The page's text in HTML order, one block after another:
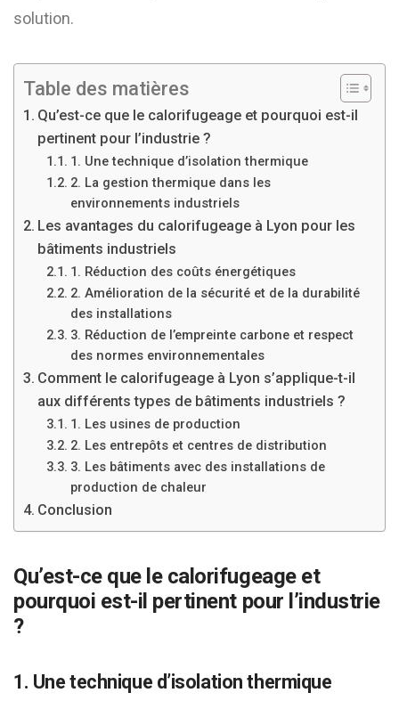
solution.
Table des matières
Qu’est-ce que le calorifugeage et pourquoi est-il
pertinent pour l’industrie ?
1. Une technique d’isolation thermique
2. La gestion thermique dans les
environnements industriels
Les avantages du calorifugeage à Lyon pour les
bâtiments industriels
1. Réduction des coûts énergétiques
2. Amélioration de la sécurité et de la durabilité
des installations
3. Réduction de l’empreinte carbone et respect
des normes environnementales
Comment le calorifugeage à Lyon s’applique-t-il
aux différents types de bâtiments industriels ?
1. Les usines de production
2. Les entrepôts et centres de distribution
3. Les bâtiments avec des installations de
production de chaleur
Conclusion
Qu’est-ce que le calorifugeage et
pourquoi est-il pertinent pour l’industrie
?
1. Une technique d’isolation thermique